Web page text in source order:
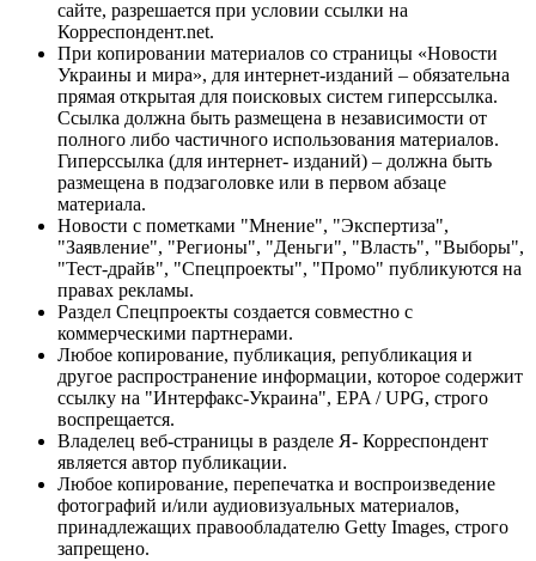
сайте, разрешается при условии ссылки на
Корреспондент.net.
При копировании материалов со страницы «Новости
Украины и мира», для интернет-изданий – обязательна
прямая открытая для поисковых систем гиперссылка.
Ссылка должна быть размещена в независимости от
полного либо частичного использования материалов.
Гиперссылка (для интернет- изданий) – должна быть
размещена в подзаголовке или в первом абзаце
материала.
Новости с пометками "Мнение", "Экспертиза",
"Заявление", "Регионы", "Деньги", "Власть", "Выборы",
"Тест-драйв", "Спецпроекты", "Промо" публикуются на
правах рекламы.
Раздел Спецпроекты создается совместно с
коммерческими партнерами.
Любое копирование, публикация, републикация и
другое распространение информации, которое содержит
ссылку на "Интерфакс-Украина", EPA / UPG, строго
воспрещается.
Владелец веб-страницы в разделе Я- Корреспондент
является автор публикации.
Любое копирование, перепечатка и воспроизведение
фотографий и/или аудиовизуальных материалов,
принадлежащих правообладателю Getty Images, строго
запрещено.